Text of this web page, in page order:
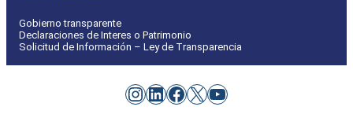
Gobierno transparente
Declaraciones de Interes o Patrimonio
Solicitud de Información – Ley de Transparencia
Instagram
LinkedIn
Facebook
X YouTube